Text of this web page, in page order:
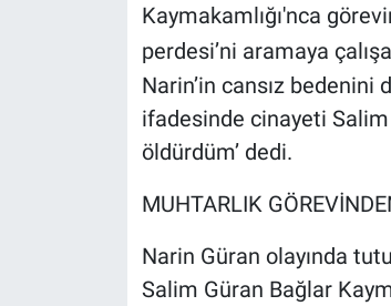
Kaymakamlığı'nca
perdesi’ni aramaya
Narin’in cansız
ifadesinde cinayeti Salim
öldürdüm’ dedi.
MUHTARLIK
Narin Güran olayında
Salim Güran Bağlar